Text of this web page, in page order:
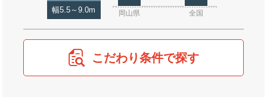
幅5.5～9.0m 岡山県 全国
こだわり条件で探す